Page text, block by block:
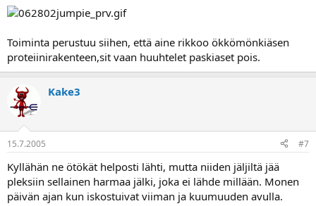
Toiminta perustuu siihen, että aine rikkoo ökkömönkiäsen
proteiinirakenteen,sit vaan huuhtelet paskiaset pois.
Kake3
15.7.2005 #7
Kyllähän ne ötökät helposti lähti, mutta niiden jäljiltä jää
pleksiin sellainen harmaa jälki, joka ei lähde millään. Monen
päivän ajan kun iskostuivat viiman ja kuumuuden avulla.